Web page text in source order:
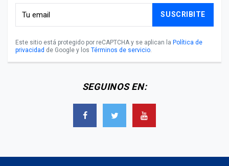
SUSCRIBITE
Este sitio está protegido por reCAPTCHA y se aplican la Política de
privacidad de Google y los Términos de servicio.
SEGUINOS EN: